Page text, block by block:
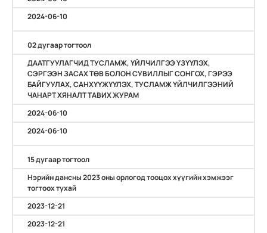
2024-06-10
02 дугаар тогтоол
ДААТГУУЛАГЧИД ТУСЛАМЖ, ҮЙЛЧИЛГЭЭ ҮЗҮҮЛЭХ,
СЭРГЭЭН ЗАСАХ ТӨВ БОЛОН СУВИЛЛЫГ СОНГОХ, ГЭРЭЭ
БАЙГУУЛАХ, САНХҮҮЖҮҮЛЭХ, ТУСЛАМЖ ҮЙЛЧИЛГЭЭНИЙ
ЧАНАРТ ХЯНАЛТ ТАВИХ ЖУРАМ
2024-06-10
2024-06-10
15 дугаар тогтоол
Нэрийн дансны 2023 оны орлогод тооцох хүүгийн хэмжээг
тогтоох тухай
2023-12-21
2023-12-21